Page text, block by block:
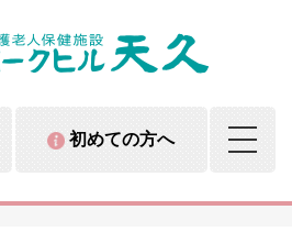
初めての方へ